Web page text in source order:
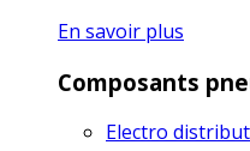
En savoir plus
Composants
Electro